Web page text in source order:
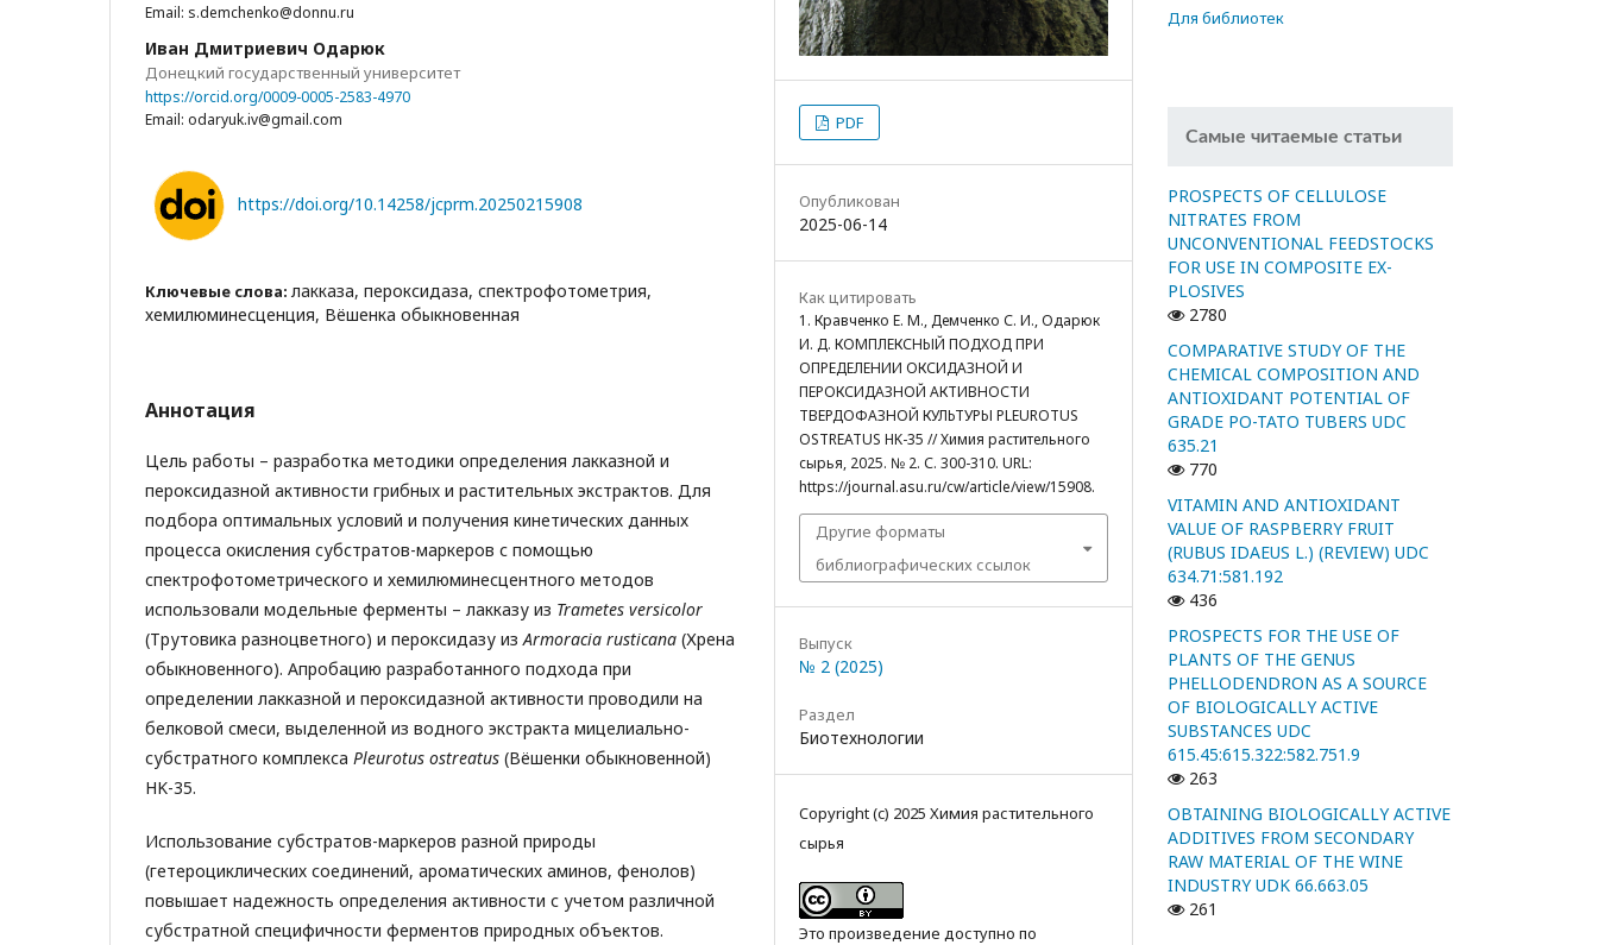
Email: s.demchenko@donnu.ru
Иван Дмитриевич Одарюк
Донецкий государственный университет
https://orcid.org/0009-0005-2583-4970
Email: odaryuk.iv@gmail.com
https://doi.org/10.14258/jcprm.20250215908
Ключевые слова: лакказа, пероксидаза, спектрофотометрия,
хемилюминесценция, Вёшенка обыкновенная
Аннотация
Цель работы – разработка методики определения лакказной и
пероксидазной активности грибных и растительных экстрактов. Для
подбора оптимальных условий и получения кинетических данных
процесса окисления субстратов-маркеров с помощью
спектрофотометрического и хемилюминесцентного методов
использовали модельные ферменты – лакказу из Trametes versicolor
(Трутовика разноцветного) и пероксидазу изArmoracia rusticana (Хрена
обыкновенного). Апробацию разработанного подхода при
определении лакказной и пероксидазной активности проводили на
белковой смеси, выделенной из водного экстракта мицелиально-
субстратного комплекса Pleurotus ostreatus (Вёшенки обыкновенной)
HK-35.
Использование субстратов-маркеров разной природы
(гетероциклических соединений, ароматических аминов, фенолов)
повышает надежность определения активности с учетом различной
субстратной специфичности ферментов природных объектов.
PDF
Опубликован
2025-06-14
Как цитировать
1. Кравченко Е. М., Демченко С. И., Одарюк
И. Д. КОМПЛЕКСНЫЙ ПОДХОД ПРИ
ОПРЕДЕЛЕНИИ ОКСИДАЗНОЙ И
ПЕРОКСИДАЗНОЙ АКТИВНОСТИ
ТВЕРДОФАЗНОЙ КУЛЬТУРЫ PLEUROTUS
OSTREATUS HK-35 // Химия растительного
сырья, 2025. № 2. С. 300-310. URL:
https://journal.asu.ru/cw/article/view/15908.
Другие форматы
библиографических ссылок
Выпуск
№ 2 (2025)
Раздел
Биотехнологии
Copyright (c) 2025 Химия растительного
сырья
Это произведение доступно по
Для библиотек
Самые читаемые статьи
PROSPECTS OF CELLULOSE
NITRATES FROM
UNCONVENTIONAL FEEDSTOCKS
FOR USE IN COMPOSITE EX-
PLOSIVES
2780
COMPARATIVE STUDY OF THE
CHEMICAL COMPOSITION AND
ANTIOXIDANT POTENTIAL OF
GRADE PO-TATO TUBERS UDC
635.21
770
VITAMIN AND ANTIOXIDANT
VALUE OF RASPBERRY FRUIT
(RUBUS IDAEUS L.) (REVIEW) UDC
634.71:581.192
436
PROSPECTS FOR THE USE OF
PLANTS OF THE GENUS
PHELLODENDRON AS A SOURCE
OF BIOLOGICALLY ACTIVE
SUBSTANCES UDC
615.45:615.322:582.751.9
263
OBTAINING BIOLOGICALLY ACTIVE
ADDITIVES FROM SECONDARY
RAW MATERIAL OF THE WINE
INDUSTRY UDK 66.663.05
261